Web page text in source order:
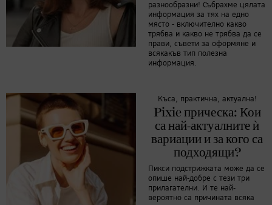
разнообразни! Събрахме цялата
информация за тях на едно
място - включително какво
трябва и какво не трябва да се
прави, съвети за оформяне и
всякакъв тип полезна
информация.
Къса, практична, актуална!
Pixie прическа: Кои
са най-актуалните ѝ
вариации и за кого са
подходящи?
Пикси подстрижката може да се
опише най-добре с тези три
прилагателни. И те най-
вероятно са причината всяка